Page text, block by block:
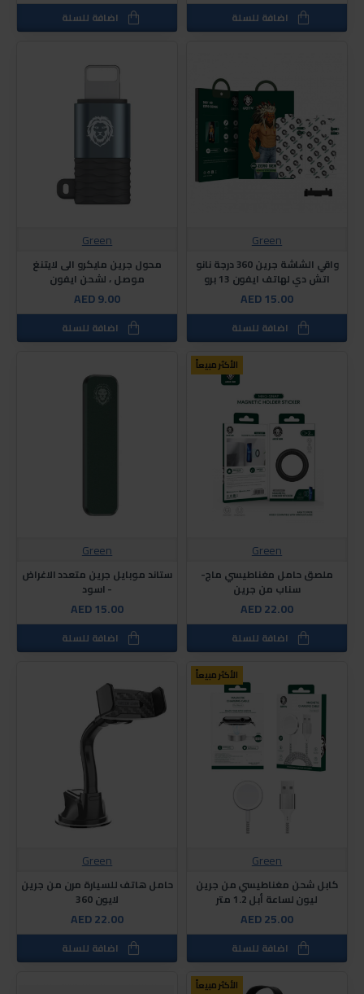
اضافة للسلة اضافة للسلة
Green
واقي الشاشة جرين 360 درجة نانو
اتش دي لهاتف ايفون 13 برو
AED 15.00
اضافة للسلة
Green
محول جرين مايكرو الى لايتنغ
موصل ، لشحن ايفون
AED 9.00
اضافة للسلة
الأكثر مبيعاً
Green
ملصق حامل مغناطيسي ماج-
سناب من جرين
AED 22.00
اضافة للسلة
Green
ستاند موبايل جرين متعدد الاغراض
- اسود
AED 15.00
اضافة للسلة
الأكثر مبيعاً
Green
كابل شحن مغناطيسي من جرين
ليون لساعة أبل 1.2 متر
AED 25.00
اضافة للسلة
Green
حامل هاتف للسيارة مرن من جرين
لايون 360
AED 22.00
اضافة للسلة
الأكثر مبيعاً